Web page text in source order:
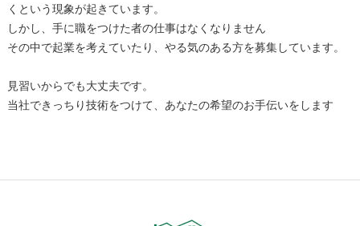
くという現象が起きています。
しかし、手に職をつけた者の仕事はなくなりません
その中で起業を考えていたり、やる気のある方を募集しています。
見習いからでも大丈夫です。
当社できっちり技術をつけて、あなたの希望のお手伝いをします